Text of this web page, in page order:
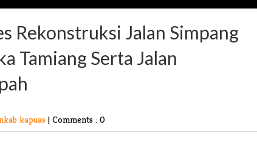
Rekonstruksi Jalan Simpang
Tamiang Serta Jalan
kapuas | Comments : 0